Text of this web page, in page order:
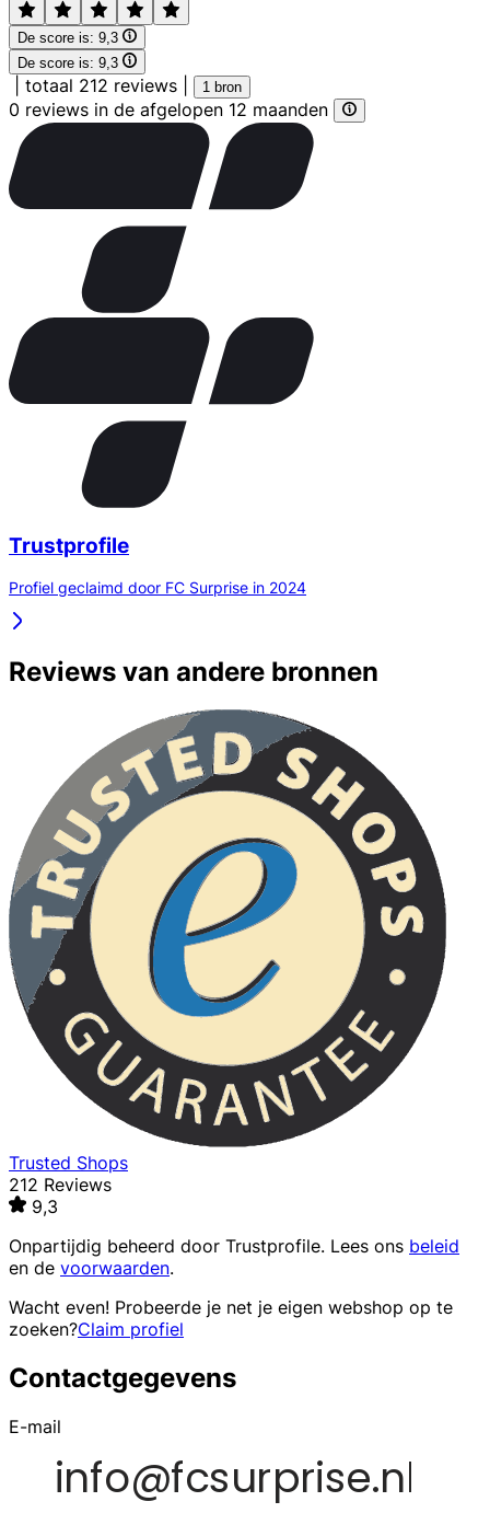
De score is: 9,3
De score is: 9,3
totaal 212 reviews 1 bron
0 reviews in de afgelopen 12 maanden
Trustprofile
Profiel geclaimd door FC Surprise in 2024
Reviews van andere bronnen
Trusted Shops
212 Reviews
9,3
Onpartijdig beheerd door Trustprofile. Lees ons beleid
en de voorwaarden.
Wacht even! Probeerde je net je eigen webshop op te
zoeken?Claim profiel
Contactgegevens
E-mail